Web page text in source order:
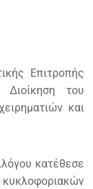
Επιτροπής
Διοίκηση του
και
κατέθεσε